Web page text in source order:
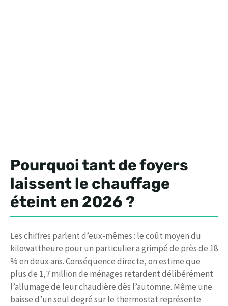
Pourquoi tant de foyers
laissent le chauffage
éteint en 2026 ?
Les chiffres parlent d’eux-mêmes : le coût moyen du
kilowattheure pour un particulier a grimpé de près de 18
% en deux ans. Conséquence directe, on estime que
plus de 1,7 million de ménages retardent délibérément
l’allumage de leur chaudière dès l’automne. Même une
baisse d’un seul degré sur le thermostat représente